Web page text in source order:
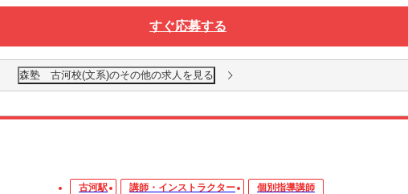
すぐ応募する
森塾 古河校(文系)のその他の求人を見る
古河駅 講師・インストラクター 個別指導講師